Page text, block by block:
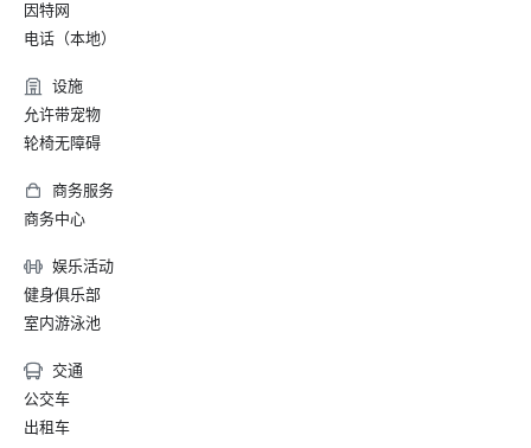
因特网
电话（本地）
设施
允许带宠物
轮椅无障碍
商务服务
商务中心
娱乐活动
健身俱乐部
室内游泳池
交通
公交车
出租车